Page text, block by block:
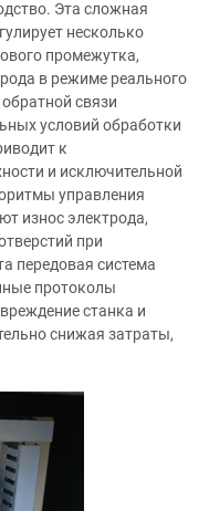
Эта сложная
несколько
промежутка,
в режиме реального
связи
условий обработки
к
и исключительной
управления
износ электрода,
при
передовая система
протоколы
станка и
снижая затраты,